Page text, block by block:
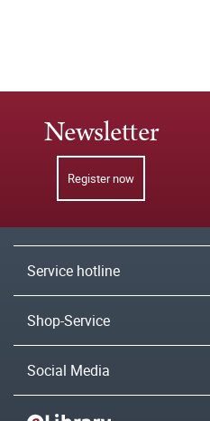
Newsletter
Register now
Service hotline
Shop-Service
Social Media